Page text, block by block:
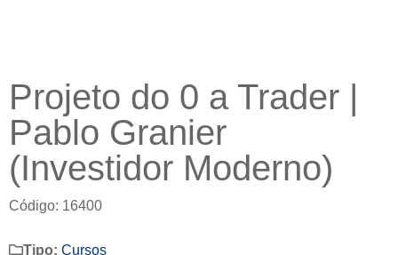
Projeto do 0 a Trader |
Pablo Granier
(Investidor Moderno)
Código: 16400
Tipo: Cursos